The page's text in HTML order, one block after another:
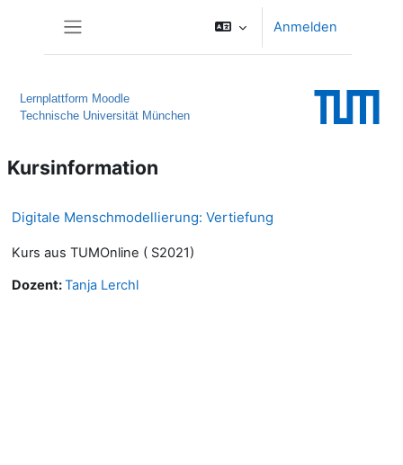
Anmelden
Lernplattform Moodle
Technische Universität München
Kursinformation
Digitale Menschmodellierung: Vertiefung
Kurs aus TUMOnline ( S2021)
Dozent:Tanja Lerchl